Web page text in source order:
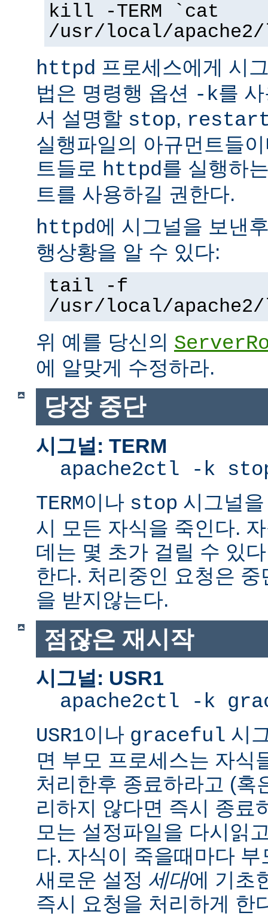
kill -TERM `cat
/usr/local/
httpd 프로세스에게 시
법은 명령행 옵션 -k를
서 설명할 stop,
실행파일의 아규먼트들
트들로 httpd를 실행하
트를 사용하길 권한다.
httpd에 시그널을 보낸
행상황을 알 수 있다:
tail -f
/usr/local/
위 예를 당신의
에 알맞게 수정하라.
당장 중단
시그널: TERM
apache2ctl -k
TERM이나 stop 시그널
시 모든 자식을 죽인다.
데는 몇 초가 걸릴 수 있
한다. 처리중인 요청은
을 받지않는다.
점잖은 재시작
시그널: USR1
apache2ctl -k
USR1이나 graceful 시
면 부모 프로세스는 자식
처리한후 종료하라고 (혹
리하지 않다면 즉시 종료
모는 설정파일을 다시읽
다. 자식이 죽을때마다
새로운 설정 세대에 기초
즉시 요청을 처리하게 한